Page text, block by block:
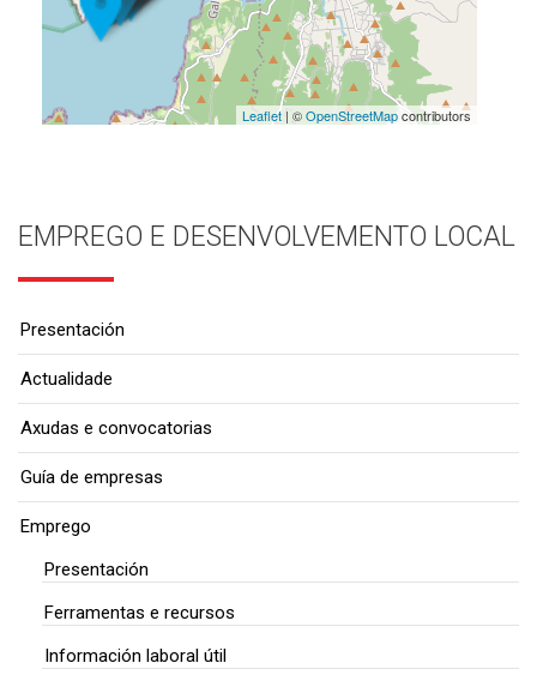
Leaflet| ©OpenStreetMapcontributors
EMPREGO E DESENVOLVEMENTO LOCAL
Presentación
Actualidade
Axudas e convocatorias
Guía de empresas
Emprego
Presentación
Ferramentas e recursos
Información laboral útil